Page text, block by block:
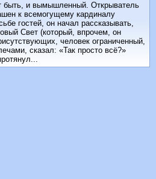
быть, и вымышленный. Открыватель
к всемогущему кардиналу
гостей, он начал рассказывать,
Свет (который, впрочем, он
человек ограниченный,
сказал: «Так просто всё?»